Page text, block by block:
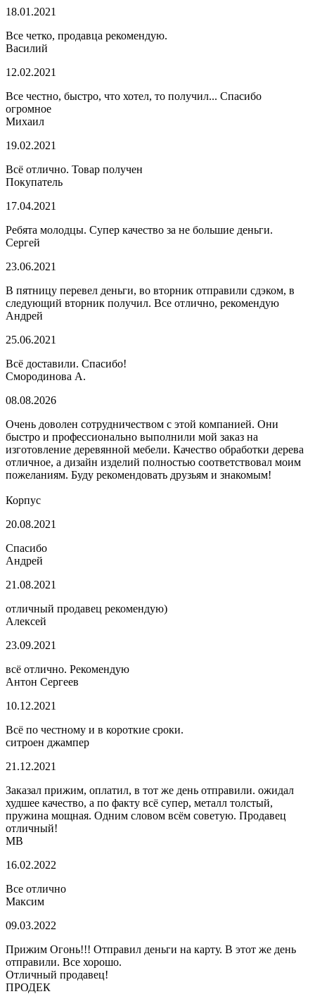
18.01.2021
Все четко, продавца рекомендую.
Василий
12.02.2021
Все честно, быстро, что хотел, то получил... Спасибо
огромное
Михаил
19.02.2021
Всё отлично. Товар получен
Покупатель
17.04.2021
Ребята молодцы. Супер качество за не большие деньги.
Сергей
23.06.2021
В пятницу перевел деньги, во вторник отправили сдэком, в
следующий вторник получил. Все отлично, рекомендую
Андрей
25.06.2021
Всё доставили. Спасибо!
Смородинова А.
08.08.2026
Очень доволен сотрудничеством с этой компанией. Они
быстро и профессионально выполнили мой заказ на
изготовление деревянной мебели. Качество обработки дерева
отличное, а дизайн изделий полностью соответствовал моим
пожеланиям. Буду рекомендовать друзьям и знакомым!
Корпус
20.08.2021
Спасибо
Андрей
21.08.2021
отличный продавец рекомендую)
Алексей
23.09.2021
всё отлично. Рекомендую
Антон Сергеев
10.12.2021
Всё по честному и в короткие сроки.
ситроен джампер
21.12.2021
Заказал прижим, оплатил, в тот же день отправили. ожидал
худшее качество, а по факту всё супер, металл толстый,
пружина мощная. Одним словом всём советую. Продавец
отличный!
МВ
16.02.2022
Все отлично
Максим
09.03.2022
Прижим Огонь!!! Отправил деньги на карту. В этот же день
отправили. Все хорошо.
Отличный продавец!
ПРОДЕК